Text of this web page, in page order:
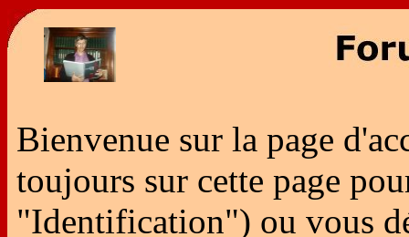
Bienvenue sur la page
toujours sur cette page
"Identification") ou vous